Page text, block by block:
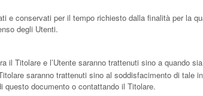
conservati per il tempo richiesto dalla finalità per la
degli Utenti.
Titolare e l’Utente saranno trattenuti sino a quando
saranno trattenuti sino al soddisfacimento di tale
questo documento o contattando il Titolare.